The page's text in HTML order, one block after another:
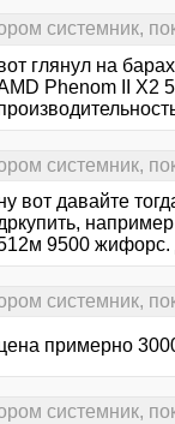
системник,
глянул на
Phenom II X2
системник,
вот давайте
9500 жифорс.
системник,
примерно
системник,